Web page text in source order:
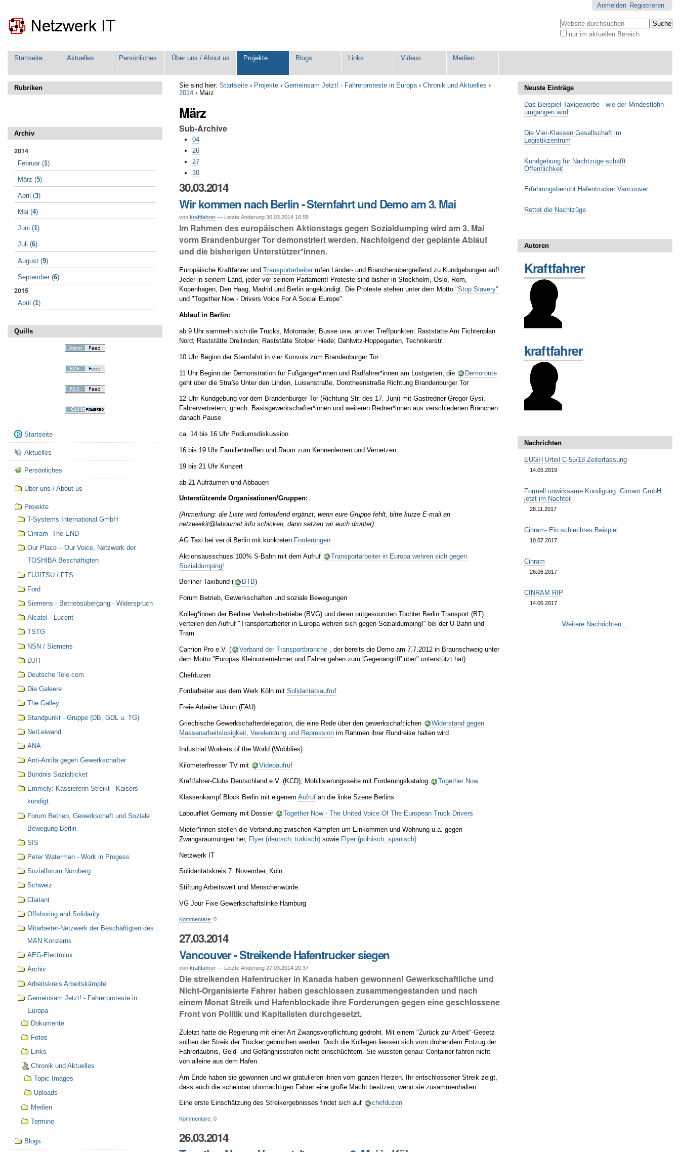
Inhalt
zur
Navigation
Werkzeuge
Anmelden Registrieren
Website durchsuchen
nur im aktuellen Bereich
Sektionen
Startseite Aktuelles Persönliches Über uns / About us Projekte Blogs Links Videos Medien
Sie sind hier: Startseite › Projekte ›Gemeinsam Jetzt! - Fahrerproteste in Europa ›Chronik und Aktuelles ›
2014 › März
März
Sub-Archive
04
26
27
30
30.03.2014
Wir kommen nach Berlin - Sternfahrt und Demo am 3. Mai
von kraftfahrer — Letzte Änderung 30.03.2014 16:55
Im Rahmen des europäischen Aktionstags gegen Sozialdumping wird am 3. Mai
vorm Brandenburger Tor demonstriert werden. Nachfolgend der geplante Ablauf
und die bisherigen Unterstützer*innen.
Europäische Kraftfahrer undTransportarbeiter rufen Länder- und Branchenübergreifend zu Kundgebungen auf!
Jeder in seinem Land, jeder vor seinem Parlament! Proteste sind bisher in Stockholm, Oslo, Rom,
Kopenhagen, Den Haag, Madrid und Berlin angekündigt. Die Proteste stehen unter dem Motto"Stop Slavery"
und "Together Now - Drivers Voice For A Social Europe".
Ablauf in Berlin:
ab 9 Uhr sammeln sich die Trucks, Motorräder, Busse usw. an vier Treffpunkten: Raststätte Am Fichtenplan
Nord; Raststätte Dreilinden; Raststätte Stolper Hiede; Dahlwitz-Hoppegarten, Technikerstr.
10 Uhr Beginn der Sternfahrt in vier Konvois zum Brandenburger Tor
11 Uhr Beginn der Demonstration für Fußgänger*innen und Radfahrer*innen am Lustgarten; die
Demoroute
geht über die Straße Unter den Linden, Luisenstraße, Dorotheenstraße Richtung Brandenburger Tor
12 Uhr Kundgebung vor dem Brandenburger Tor (Richtung Str. des 17. Juni) mit Gastredner Gregor Gysi,
Fahrervertretern, griech. Basisgewerkschafter*innen und weiteren Redner*innen aus verschiedenen Branchen
danach Pause
ca. 14 bis 16 Uhr Podiumsdiskussion
16 bis 19 Uhr Familientreffen und Raum zum Kennenlernen und Vernetzen
19 bis 21 Uhr Konzert
ab 21 Aufräumen und Abbauen
Unterstützende Organisationen/Gruppen:
(Anmerkung: die Liste wird fortlaufend ergänzt, wenn eure Gruppe fehlt, bitte kurze E-mail an
netzwerkit@labournet.info schicken, dann setzen wir euch drunter)
AG Taxi bei ver.di Berlin mit konkreten Forderungen
Aktionsausschuss 100% S-Bahn mit dem Aufruf
Transportarbeiter in Europa wehren sich gegen
Sozialdumping!
Berliner Taxibund ( BTB)
Forum Betrieb, Gewerkschaften und soziale Bewegungen
Kolleg*innen der Berliner Verkehrsbetriebe (BVG) und deren outgesourcten Tochter Berlin Transport (BT)
verteilen den Aufruf "Transportarbeiter in Europa wehren sich gegen Sozialdumping!" bei der U-Bahn und
Tram
Camion Pro e.V. ( Verband der Transportbranche , der bereits die Demo am 7.7.2012 in Braunschweig unter
dem Motto "Europas Kleinunternehmer und Fahrer gehen zum 'Gegenangriff' über" unterstützt hat)
Chefduzen
Fordarbeiter aus dem Werk Köln mitSolidaritätsaufruf
Freie Arbeiter Union (FAU)
Griechische Gewerkschafterdelegation, die eine Rede über den gewerkschaftlichen
Widerstand gegen
Massenarbeitslosigkeit, Verelendung und Repression im Rahmen ihrer Rundreise halten wird
Industrial Workers of the World (Wobblies)
Kilometerfresser TV mit Videoaufruf
Kraftfahrer-Clubs Deutschland e.V. (KCD); Mobilisierungsseite mit Forderungskatalog Together Now
Klassenkampf Block Berlin mit eigenemAufruf an die linke Szene Berlins
LabourNet Germany mit Dossier Together Now - The United Voice Of The European Truck Drivers
Mieter*innen stellen die Verbindung zwischen Kämpfen um Einkommen und Wohnung u.a. gegen
Zwangsräumungen her, Flyer (deutsch, türkisch) sowie Flyer (polnisch, spanisch)
Netzwerk IT
Solidaritätskreis 7. November, Köln
Stiftung Arbeitswelt und Menschenwürde
VG Jour Fixe Gewerkschaftslinke Hamburg
Kommentare: 0
27.03.2014
Vancouver - Streikende Hafentrucker siegen
von kraftfahrer — Letzte Änderung 27.03.2014 20:37
Die streikenden Hafentrucker in Kanada haben gewonnen! Gewerkschaftliche und
Nicht-Organisierte Fahrer haben geschlossen zusammengestanden und nach
einem Monat Streik und Hafenblockade ihre Forderungen gegen eine geschlossene
Front von Politik und Kapitalisten durchgesetzt.
Zuletzt hatte die Regierung mit einer Art Zwangsverpflichtung gedroht. Mit einem "Zurück zur Arbeit"-Gesetz
sollten der Streik der Trucker gebrochen werden. Doch die Kollegen liessen sich vom drohendem Entzug der
Fahrerlaubnis, Geld- und Gefängnisstrafen nicht einschüchtern. Sie wussten genau: Container fahren nicht
von alleine aus dem Hafen.
Am Ende haben sie gewonnen und wir gratulieren ihnen vom ganzen Herzen. Ihr entschlossener Streik zeigt,
dass auch die scheinbar ohnmächtigen Fahrer eine große Macht besitzen, wenn sie zusammenhalten.
Eine erste Einschätzung des Streikergebnisses findet sich auf chefduzen
Kommentare: 0
26.03.2014
Rubriken
Archiv
2014
Februar (1)
März (5)
April (3)
Mai (4)
Juni (1)
Juli (6)
August (9)
September (6)
2015
April (1)
Quills
Navigation
Startseite
Aktuelles
Persönliches
Über uns / About us
Projekte
T-Systems International GmbH
Cinram- The END
Our Place – Our Voice, Netzwerk der
TOSHIBA Beschäftigten
FUJITSU / FTS
Ford
Siemens - Betriebsübergang - Widerspruch
Alcatel - Lucent
TSTG
NSN / Siemens
DJH
Deutsche Tele.com
Die Galeere
The Galley
Standpunkt - Gruppe (DB, GDL u. TG)
NetLeiwand
ANA
Anti-Antifa gegen Gewerkschafter
Bündnis Sozialticket
Emmely: Kassiererin Streikt - Kaisers
kündigt.
Forum Betrieb, Gewerkschaft und Soziale
Bewegung Berlin
SIS
Peter Waterman - Work in Progess
Sozialforum Nürnberg
Schweiz
Clariant
Offshoring and Solidarity
Mitarbeiter-Netzwerk der Beschäftigten des
MAN Konzerns
AEG-Electrolux
Archiv
Arbeitskreis Arbeitskämpfe
Gemeinsam Jetzt! - Fahrerproteste in
Europa
Dokumente
Fotos
Links
Chronik und Aktuelles
Topic Images
Uploads
Medien
Termine
Blogs
Neuste Einträge
Das Beispiel Taxigewerbe - wie der Mindestlohn
umgangen wird
Die Vier-Klassen Gesellschaft im
Logistikzentrum
Kundgebung für Nachtzüge schafft
Öffentlichkeit
Erfahrungsbericht Hafentrucker Vancouver
Rettet die Nachtzüge
Autoren
Kraftfahrer
kraftfahrer
Nachrichten
EUGH Urteil C-55/18 Zeiterfassung
14.05.2019
Formell unwirksame Kündigung: Cinram GmbH
jetzt im Nachteil
28.11.2017
Cinram- Ein schlechtes Beispiel
10.07.2017
Cinram
26.06.2017
CINRAM RIP
14.06.2017
Weitere Nachrichten…